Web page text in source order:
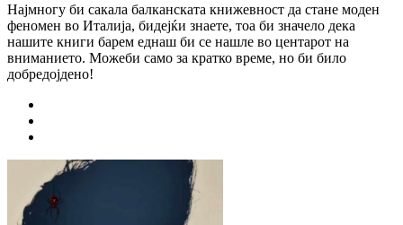
Најмногу би сакала балканската книжевност да стане моден
феномен во Италија, бидејќи знаете, тоа би значело дека
нашите книги барем еднаш би се нашле во центарот на
вниманието. Можеби само за кратко време, но би било
добредојдено!